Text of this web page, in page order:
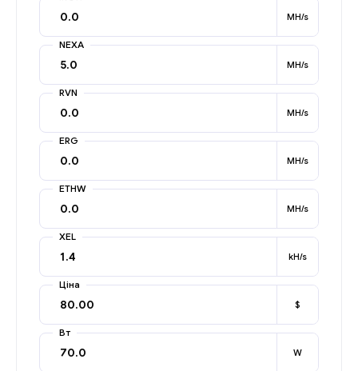
MH/s
NEXA
MH/s
RVN
MH/s
ERG
MH/s
ETHW
MH/s
XEL
kH/s
Ціна
$
Вт
W